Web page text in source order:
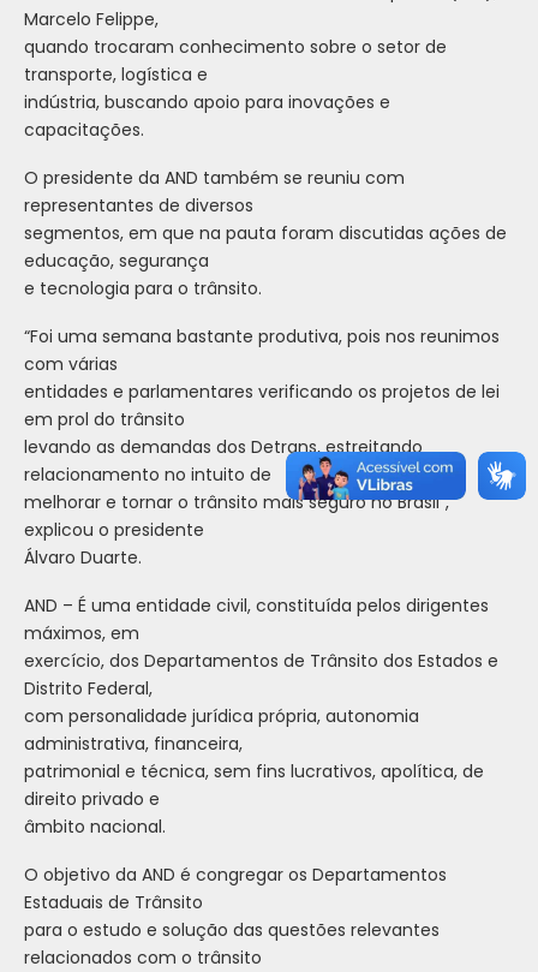
Marcelo Felippe,
quando trocaram conhecimento sobre o setor de
transporte, logística e
indústria, buscando apoio para inovações e
capacitações.
O presidente da AND também se reuniu com
representantes de diversos
segmentos, em que na pauta foram discutidas ações de
educação, segurança
e tecnologia para o trânsito.
“Foi uma semana bastante produtiva, pois nos reunimos
com várias
entidades e parlamentares verificando os projetos de lei
em prol do trânsito
levando as demandas dos Detrans, estreitando
relacionamento no intuito de
melhorar e tornar o trânsito mais seguro no Brasil”,
explicou o presidente
Álvaro Duarte.
AND – É uma entidade civil, constituída pelos dirigentes
máximos, em
exercício, dos Departamentos de Trânsito dos Estados e
Distrito Federal,
com personalidade jurídica própria, autonomia
administrativa, financeira,
patrimonial e técnica, sem fins lucrativos, apolítica, de
direito privado e
âmbito nacional.
O objetivo da AND é congregar os Departamentos
Estaduais de Trânsito
para o estudo e solução das questões relevantes
relacionados com o trânsito